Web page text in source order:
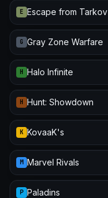
E Escape from Tarkov
G Gray Zone Warfare
H Halo Infinite
H Hunt: Showdown
K KovaaK's
M Marvel Rivals
P Paladins